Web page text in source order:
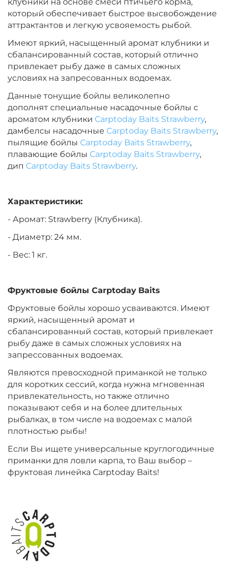
Диаметр:
Вкус:
Острые Специи
‍899‍ ₽ ‍1 058‍₽ +
−
Вкус:
Острые Специи
‍899‍ ₽‍1 058‍₽ +
−
Диаметр:
‍899‍ ₽
Диаметр:
‍899‍ ₽‍1 058‍₽ +
−
Диаметр:
Вкус:
‍899‍ ₽‍1 058‍₽ −
Диаметр:
Вкус:
‍899‍ ₽‍1 058‍₽ −
Диаметр:
Вкус:
который обеспечивает быстрое высвобождение
аттрактантов и легкую усвояемость рыбой.
Имеют яркий, насыщенный аромат клубники и
сбалансированный состав, который отлично
привлекает рыбу даже в самых сложных
условиях на запресованных водоемах.
Данные тонущие бойлы великолепно
дополнят специальные насадочные бойлы с
ароматом клубники Carptoday Baits Strawberry,
дамбелсы насадочные Carptoday Baits Strawberry,
пылящие бойлы Carptoday Baits Strawberry,
плавающие бойлы Carptoday Baits Strawberry,
дип Carptoday Baits Strawberry.
Характеристики:
- Аромат: Strawberry (Клубника).
- Диаметр: 24 мм.
- Вес: 1 кг.
Фруктовые бойлы Carptoday Baits
Фруктовые бойлы хорошо усваиваются. Имеют
яркий, насыщенный аромат и
сбалансированный состав, который привлекает
рыбу даже в самых сложных условиях на
запрессованных водоемах.
Являются превосходной приманкой не только
для коротких сессий, когда нужна мгновенная
привлекательность, но также отлично
показывают себя и на более длительных
рыбалках, в том числе на водоемах с малой
плотностью рыбы!
Если Вы ищете универсальные круглогодичные
приманки для ловли карпа, то Ваш выбор –
фруктовая линейка Carptoday Baits!